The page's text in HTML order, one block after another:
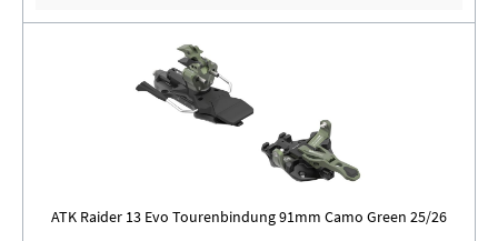
ATK Raider 13 Evo Tourenbindung 91mm Camo Green 25/26